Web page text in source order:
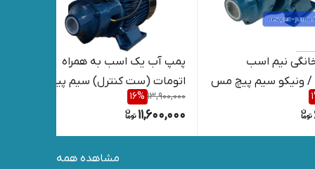
نیم اسب
سیم پیچ مس
1
پمپ آب یک اسب به همراه
اتومات (ست کنترل) سیم پیچ
مس( مدل) پنتاکسی
13,900,000
16%
11,600,000
مشاهده همه